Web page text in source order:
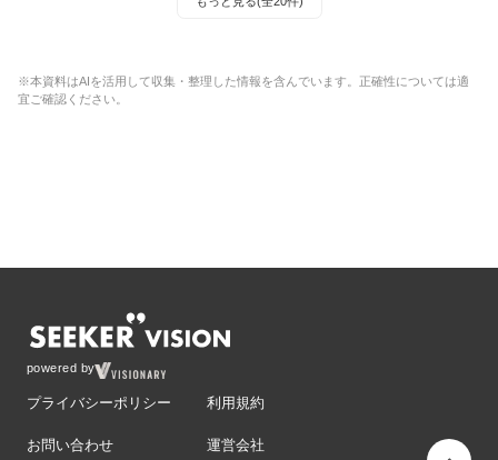
※本資料はAIを活用して収集・整理した情報を含んでいます。正確性については適
宜ご確認ください。
powered by
プライバシーポリシー 利用規約
お問い合わせ 運営会社